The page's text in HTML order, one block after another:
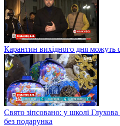
Карантин вихідного дня можуть
Свято зіпсовано: у школі
без подарунка